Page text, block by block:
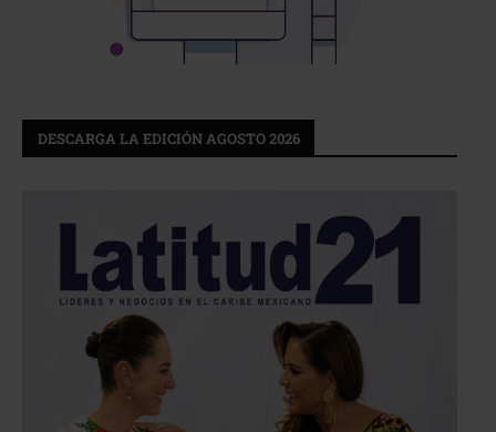
DESCARGA LA EDICIÓN AGOSTO 2026